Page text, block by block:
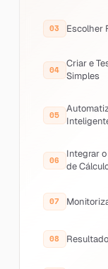
Escolher
Criar e
Simples
Integrar
de